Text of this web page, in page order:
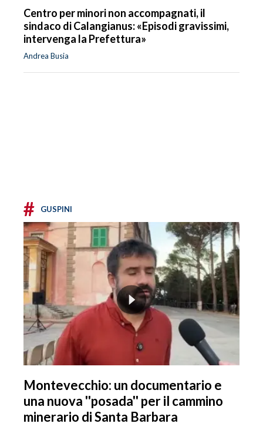
Centro per minori non accompagnati, il
sindaco di Calangianus: «Episodi gravissimi,
intervenga la Prefettura»
Andrea Busia
# GUSPINI
Montevecchio: un documentario e
una nuova ''posada'' per il cammino
minerario di Santa Barbara